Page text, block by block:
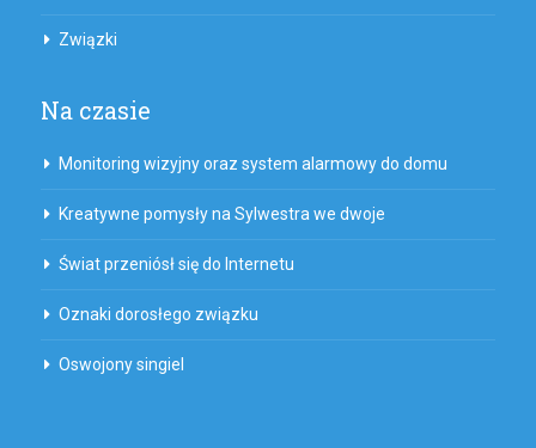
Związki
Na czasie
Monitoring wizyjny oraz system alarmowy do domu
Kreatywne pomysły na Sylwestra we dwoje
Świat przeniósł się do Internetu
Oznaki dorosłego związku
Oswojony singiel